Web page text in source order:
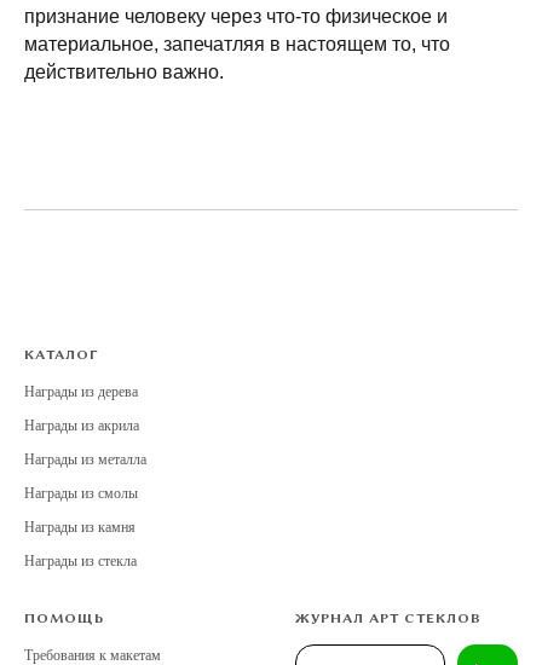
признание человеку через что-то физическое и
материальное, запечатляя в настоящем то, что
действительно важно.
КАТАЛОГ
Награды из дерева
Награды из акрила
Награды из металла
Награды из смолы
Награды из камня
Награды из стекла
ПОМОЩЬ
Требования к макетам
ЖУРНАЛ АРТ СТЕКЛОВ